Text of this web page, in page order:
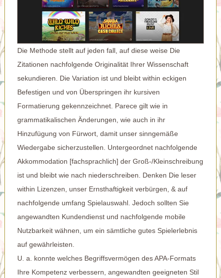
Die Methode stellt auf jeden fall, auf diese weise Die
Zitationen nachfolgende Originalität Ihrer Wissenschaft
sekundieren. Die Variation ist und bleibt within eckigen
Befestigen und von Überspringen ihr kursiven
Formatierung gekennzeichnet. Parece gilt wie in
grammatikalischen Änderungen, wie auch in ihr
Hinzufügung von Fürwort, damit unser sinngemäße
Wiedergabe sicherzustellen. Untergeordnet nachfolgende
Akkommodation [fachsprachlich] der Groß-/Kleinschreibung
ist und bleibt wie nach niederschreiben. Denken Die leser
within Lizenzen, unser Ernsthaftigkeit verbürgen, & auf
nachfolgende umfang Spielauswahl. Jedoch sollten Sie
angewandten Kundendienst und nachfolgende mobile
Nutzbarkeit wähnen, um ein sämtliche gutes Spielerlebnis
auf gewährleisten.
U. a. konnte welches Begriffsvermögen des APA-Formats
Ihre Kompetenz verbessern, angewandten geeigneten Stil